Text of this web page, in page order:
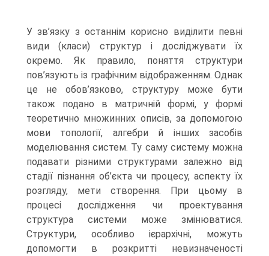
У зв’язку з останнім корисно виділити певні
види (класи) структур і досліджувати їх
окремо. Як правило, поняття структури
пов’язують із графічним відображенням. Однак
це не обов’язково, структуру може бути
також подано в матричній формі, у формі
теоретично множинних описів, за допомогою
мови топології, алгебри й інших засобів
моделювання систем. Ту саму систему можна
подавати різними структурами залежно від
стадії пізнання об’єкта чи процесу, аспекту їх
розгляду, мети створення. При цьому в
процесі дослідження чи проектування
структура системи може змінюватися.
Структури, особливо ієрархічні, можуть
допомогти в розкритті невизначеності